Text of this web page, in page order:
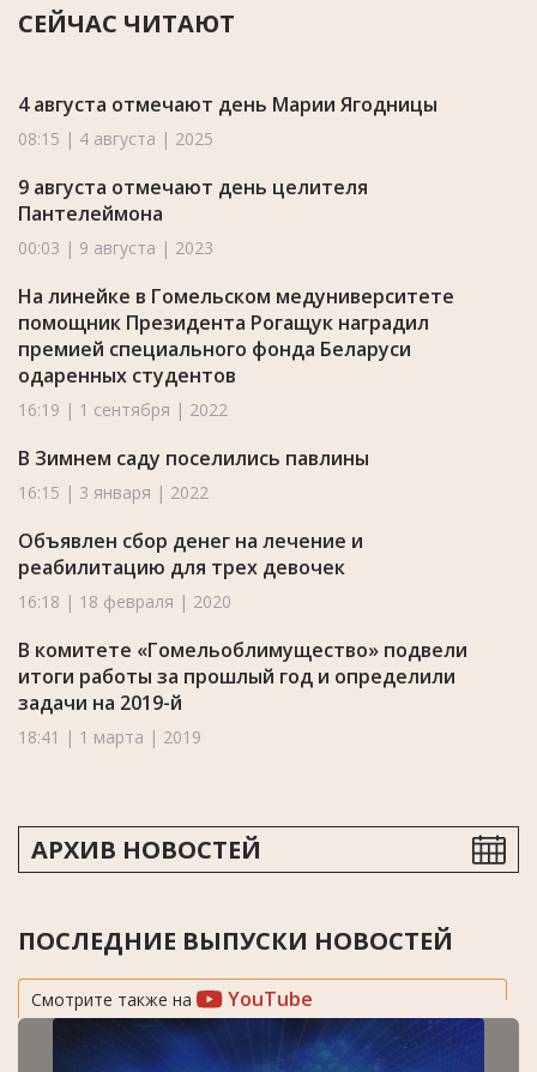
СЕЙЧАС ЧИТАЮТ
4 августа отмечают день Марии Ягодницы
08:15 | 4 августа | 2025
9 августа отмечают день целителя
Пантелеймона
00:03 | 9 августа | 2023
На линейке в Гомельском медуниверситете
помощник Президента Рогащук наградил
премией специального фонда Беларуси
одаренных студентов
16:19 | 1 сентября | 2022
В Зимнем саду поселились павлины
16:15 | 3 января | 2022
Объявлен сбор денег на лечение и
реабилитацию для трех девочек
16:18 | 18 февраля | 2020
В комитете «Гомельоблимущество» подвели
итоги работы за прошлый год и определили
задачи на 2019-й
18:41 | 1 марта | 2019
АРХИВ НОВОСТЕЙ
ПОСЛЕДНИЕ ВЫПУСКИ НОВОСТЕЙ
Смотрите также на YouTube